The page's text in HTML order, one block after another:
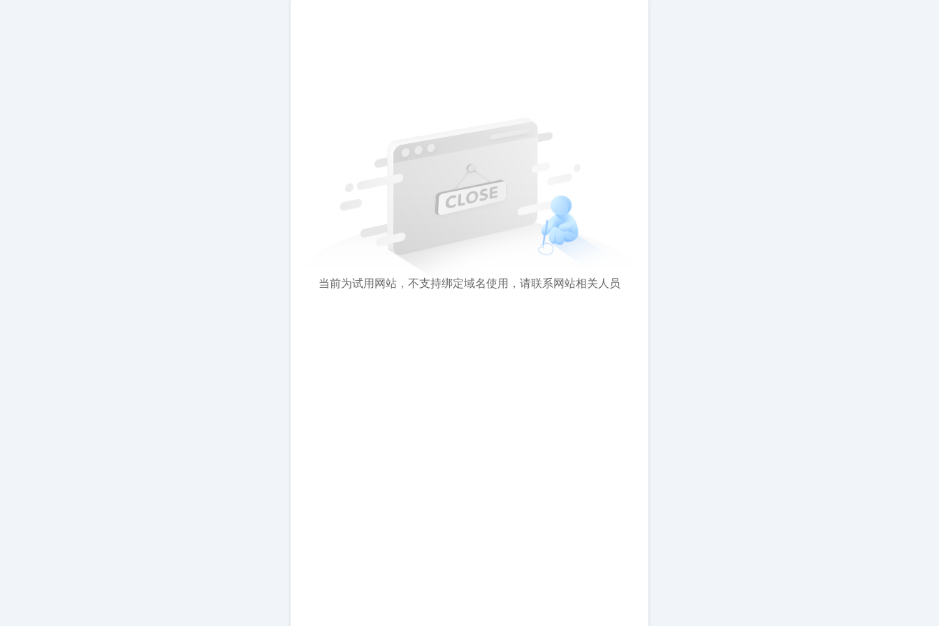
当前为试用网站，不支持绑定域名使用，请联系网站相关人员